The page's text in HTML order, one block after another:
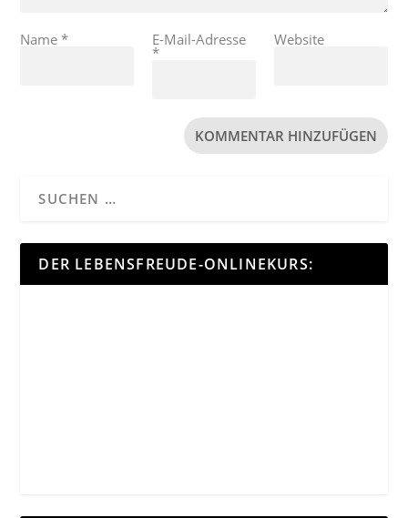
Name* E-Mail-Adresse
*
Website
DER LEBENSFREUDE-ONLINEKURS: